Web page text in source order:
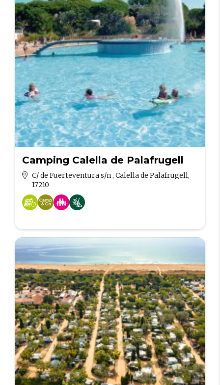
Camping Calella de Palafrugell
C/ de Fuerteventura s/n , Calella de Palafrugell,
17210